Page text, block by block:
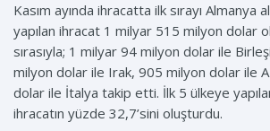
Kasım ayında ihracatta ilk sırayı Almanya
yapılan ihracat 1 milyar 515 milyon dolar
sırasıyla; 1 milyar 94 milyon dolar ile
milyon dolar ile Irak, 905 milyon dolar ile
dolar ile İtalya takip etti. İlk 5 ülkeye
ihracatın yüzde 32,7’sini oluşturdu.